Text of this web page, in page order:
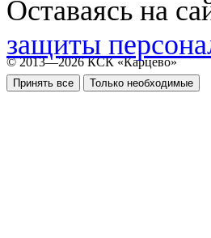
Оставаясь на
защиты
Принять все Только необходимые
© 2013—2026 КСК «Карцево»